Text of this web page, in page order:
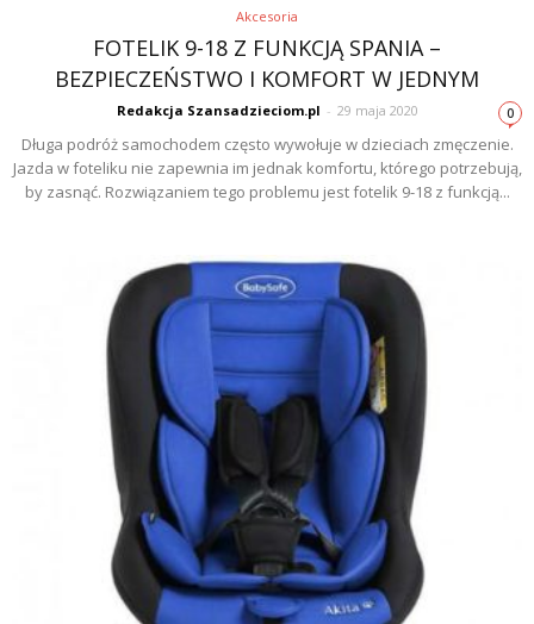
Akcesoria
FOTELIK 9-18 Z FUNKCJĄ SPANIA –
BEZPIECZEŃSTWO I KOMFORT W JEDNYM
Redakcja Szansadzieciom.pl - 29 maja 2020 0
Długa podróż samochodem często wywołuje w dzieciach zmęczenie.
Jazda w foteliku nie zapewnia im jednak komfortu, którego potrzebują,
by zasnąć. Rozwiązaniem tego problemu jest fotelik 9-18 z funkcją...